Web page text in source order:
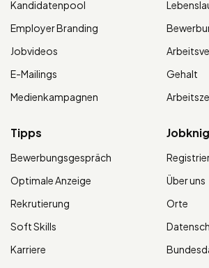
Kandidatenpool
Employer Branding
Jobvideos
E-Mailings
Medienkampagnen
Gehalt
Tipps
Bewerbungsgespräch
Optimale Anzeige
Rekrutierung
Soft Skills
Karriere
Über uns
Orte